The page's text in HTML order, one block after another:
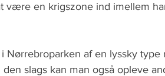
være en krigszone ind imellem
Nørrebroparken af en lyssky type
slags kan man også opleve